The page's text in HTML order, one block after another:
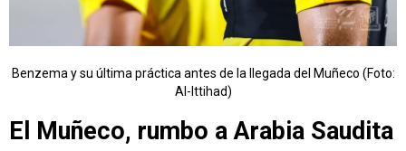
Benzema y su última práctica antes de la llegada del Muñeco (Foto:
Al-Ittihad)
El Muñeco, rumbo a Arabia Saudita